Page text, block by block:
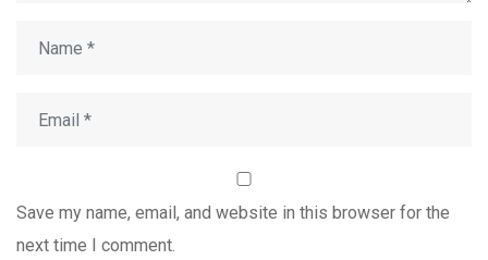
Save my name, email, and website in this browser for the
next time I comment.